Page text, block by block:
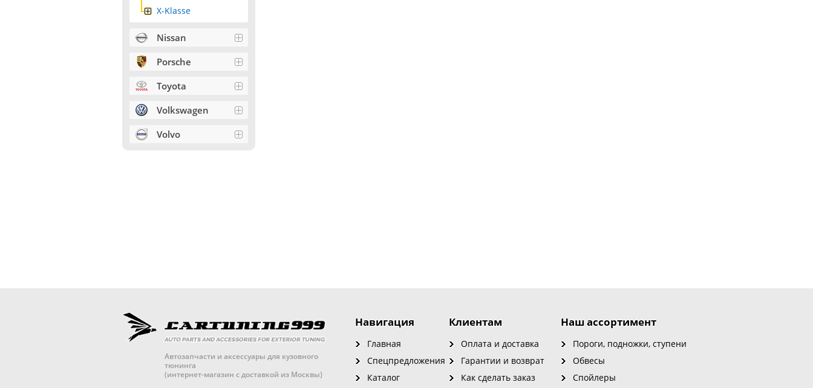
X-Klasse
Nissan
Porsche
Toyota
Volkswagen
Volvo
Автозапчасти и аксессуары для кузовного
тюнинга
(интернет-магазин с доставкой из Москвы)
Наш ассортимент
Пороги, подножки, ступени
Обвесы
Спойлеры
Навигация
Главная
Спецпредложения
Каталог
Клиентам
Оплата и доставка
Гарантии и возврат
Как сделать заказ